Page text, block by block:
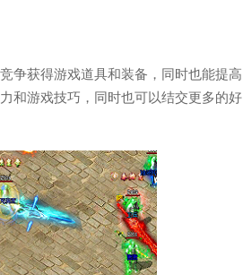
争获得游戏道具和装备，同时也能提高
和游戏技巧，同时也可以结交更多的好